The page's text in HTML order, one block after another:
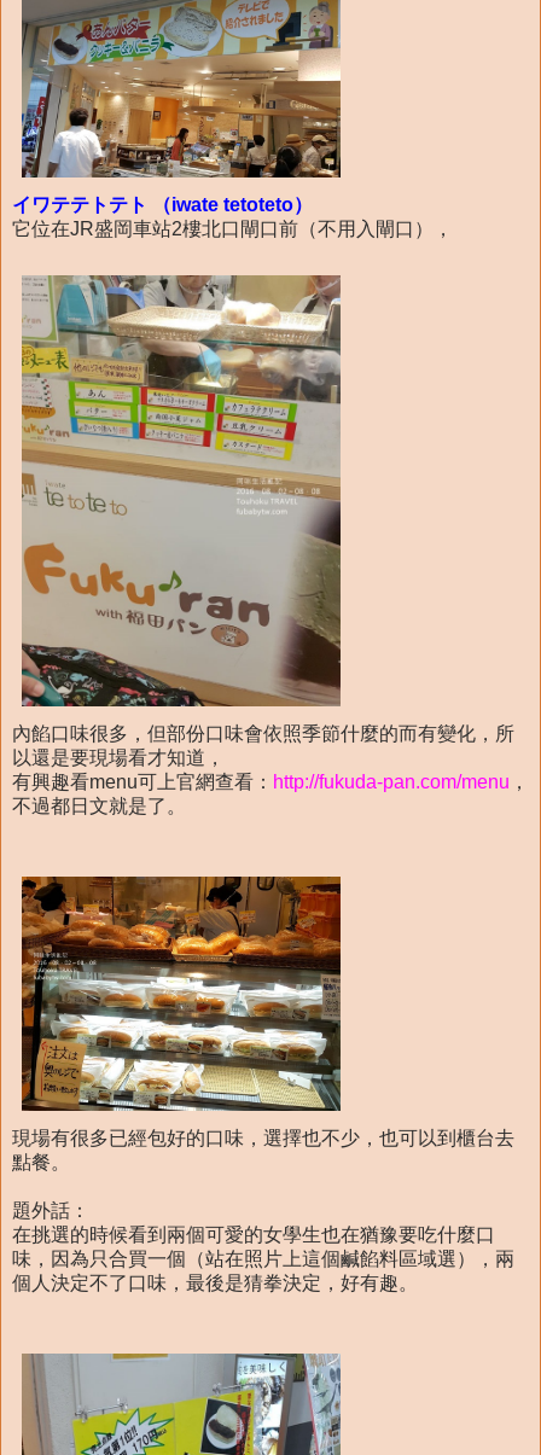
イワテテトテト （iwate tetoteto）
它位在JR盛岡車站2樓北口閘口前（不用入閘口），
內餡口味很多，但部份口味會依照季節什麼的而有變化，所
以還是要現場看才知道，
有興趣看menu可上官網查看： http://fukuda-pan.com/menu ，
不過都日文就是了。
現場有很多已經包好的口味，選擇也不少，也可以到櫃台去
點餐。
題外話：
在挑選的時候看到兩個可愛的女學生也在猶豫要吃什麼口
味，因為只合買一個（站在照片上這個鹹餡料區域選），兩
個人決定不了口味，最後是猜拳決定，好有趣。